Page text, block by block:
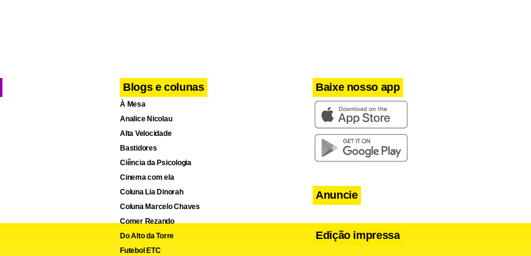
Blogs e colunas
À Mesa
Analice Nicolau
Alta Velocidade
Bastidores
Ciência da Psicologia
Cinema com ela
Coluna Lia Dinorah
Coluna Marcelo Chaves
Comer Rezando
Do Alto da Torre
Futebol ETC
Baixe nosso app
Anuncie
Edição impressa